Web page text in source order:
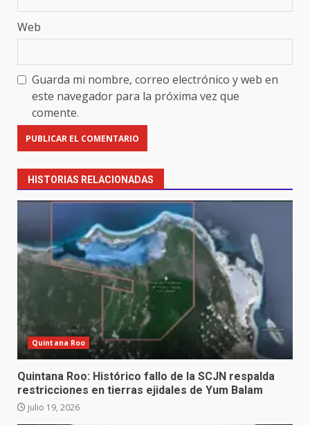
Web
Guarda mi nombre, correo electrónico y web en
este navegador para la próxima vez que
comente.
HISTORIAS RELACIONADAS
Quintana Roo
Quintana Roo: Histórico fallo de la SCJN respalda
restricciones en tierras ejidales de Yum Balam
julio 19, 2026